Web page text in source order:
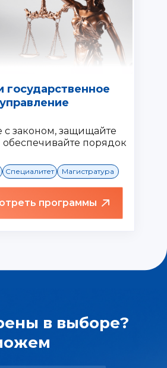
Специалитет Магистратура
государственное
управление
с законом, защищайте
порядок
программы
в выборе?